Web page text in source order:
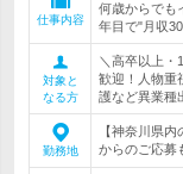
仕事内容
何歳からでも
年目で"月収
対象と
なる方
＼高卒以上・
歓迎！人物
護など異業種
勤務地
【神奈川県
からのご応募